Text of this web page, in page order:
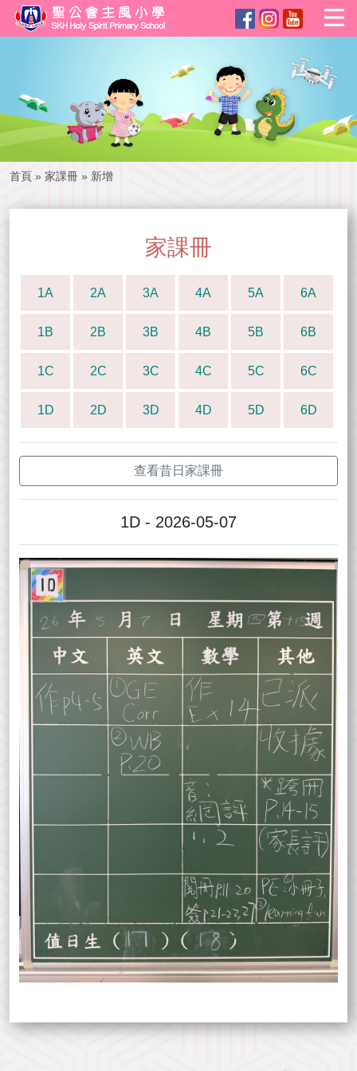
首頁 » 家課冊 » 新增
家課冊
1A 2A 3A 4A 5A 6A
1B 2B 3B 4B 5B 6B
1C 2C 3C 4C 5C 6C
1D 2D 3D 4D 5D 6D
查看昔日家課冊
1D - 2026-05-07